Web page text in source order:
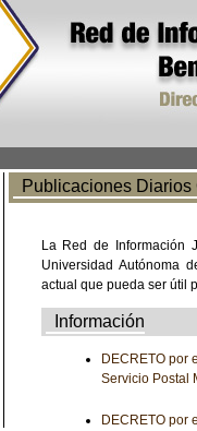
Publicaciones Diarios
La Red de Información
Universidad Autónoma
actual que pueda ser útil
Información
DECRETO por
Servicio Postal
DECRETO por